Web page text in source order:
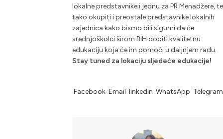
lokalne predstavnike i jednu za PR Menadžere, te
tako okupiti i preostale predstavnike lokalnih
zajednica kako bismo bili sigurni da će
srednjoškolci širom BiH dobiti kvalitetnu
edukaciju koja će im pomoći u daljnjem radu.
Stay tuned za lokaciju sljedeće edukacije!
Facebook Email linkedin WhatsApp Telegram